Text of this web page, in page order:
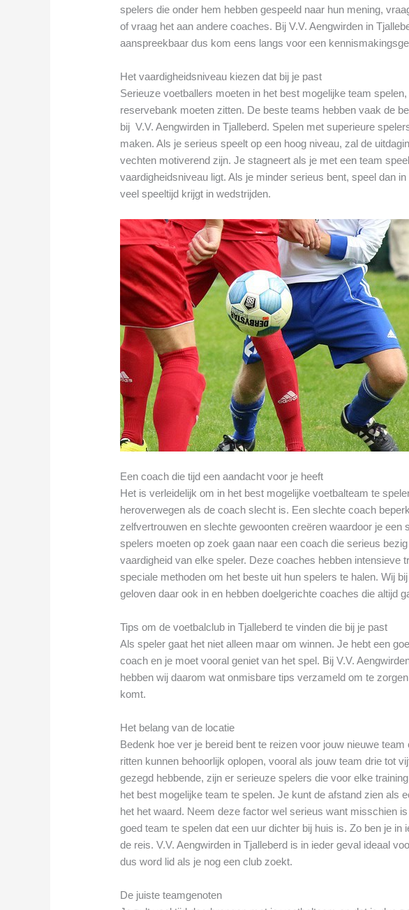
spelers die onder hem hebben gespeeld naar hun mening,
of vraag het aan andere coaches. Bij V.V. Aengwirden in
aanspreekbaar dus kom eens langs voor een
Het vaardigheidsniveau kiezen dat bij je past
Serieuze voetballers moeten in het best mogelijke team
reservebank moeten zitten. De beste teams hebben vaak de
bij V.V. Aengwirden in Tjalleberd. Spelen met superieure
maken. Als je serieus speelt op een hoog niveau, zal de
vechten motiverend zijn. Je stagneert als je met een team
vaardigheidsniveau ligt. Als je minder serieus bent, speel dan
veel speeltijd krijgt in wedstrijden.
Een coach die tijd een aandacht voor je heeft
Het is verleidelijk om in het best mogelijke voetbalteam te
heroverwegen als de coach slecht is. Een slechte coach
zelfvertrouwen en slechte gewoonten creëren waardoor je een
spelers moeten op zoek gaan naar een coach die serieus
vaardigheid van elke speler. Deze coaches hebben intensieve
speciale methoden om het beste uit hun spelers te halen. Wij
geloven daar ook in en hebben doelgerichte coaches die altijd
Tips om de voetbalclub in Tjalleberd te vinden die bij je past
Als speler gaat het niet alleen maar om winnen. Je hebt een
coach en je moet vooral geniet van het spel. Bij V.V.
hebben wij daarom wat onmisbare tips verzameld om te
komt.
Het belang van de locatie
Bedenk hoe ver je bereid bent te reizen voor jouw nieuwe
ritten kunnen behoorlijk oplopen, vooral als jouw team drie tot
gezegd hebbende, zijn er serieuze spelers die voor elke
het best mogelijke team te spelen. Je kunt de afstand zien als
het het waard. Neem deze factor wel serieus want misschien
goed team te spelen dat een uur dichter bij huis is. Zo ben je in
de reis. V.V. Aengwirden in Tjalleberd is in ieder geval ideaal
dus word lid als je nog een club zoekt.
De juiste teamgenoten